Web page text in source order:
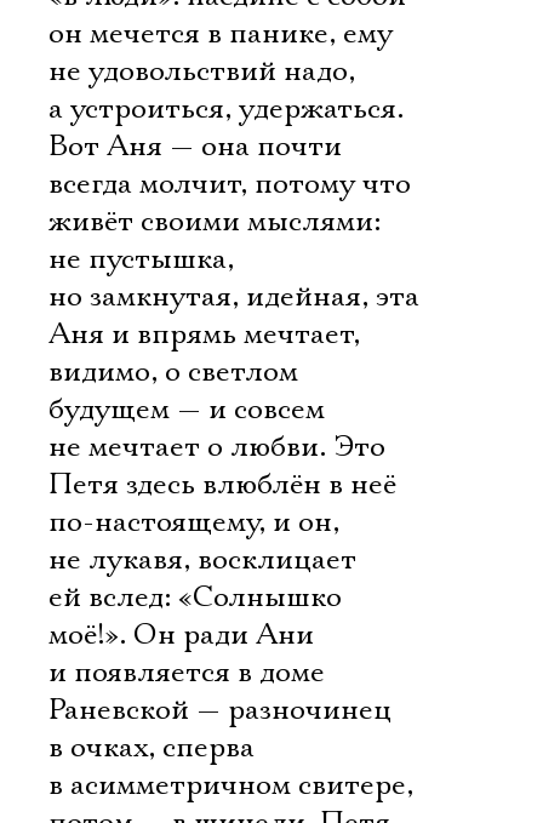
он мечется в панике, ему
не удовольствий надо,
а устроиться, удержаться.
Вот Аня — она почти
всегда молчит, потому что
живёт своими мыслями:
не пустышка,
но замкнутая, идейная, эта
Аня и впрямь мечтает,
видимо, о светлом
будущем — и совсем
не мечтает о любви. Это
Петя здесь влюблён в неё
по-настоящему, и он,
не лукавя, восклицает
ей вслед: «Солнышко
моё!». Он ради Ани
и появляется в доме
Раневской — разночинец
в очках, сперва
в асимметричном свитере,